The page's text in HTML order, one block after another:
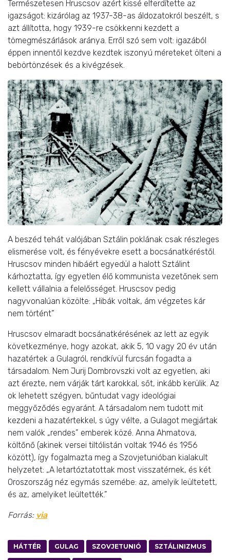
Természetesen Hruscsov azért kissé elferdítette az
igazságot: kizárólag az 1937-38-as áldozatokról beszélt, s
azt állította, hogy 1939-re csökkenni kezdett a
tömegmészárlások aránya. Erről szó sem volt: igazából
éppen innentől kezdve kezdtek iszonyú méreteket ölteni a
bebörtönzések és a kivégzések.
A beszéd tehát valójában Sztálin poklának csak részleges
elismerése volt, és fényévekre esett a bocsánatkéréstől.
Hruscsov minden hibáért egyedül a halott Sztálint
kárhoztatta, így egyetlen élő kommunista vezetőnek sem
kellett vállalnia a felelősséget. Hruscsov pedig
nagyvonalúan közölte: „Hibák voltak, ám végzetes kár
nem történt”
Hruscsov elmaradt bocsánatkérésének az lett az egyik
következménye, hogy azokat, akik 5, 10 vagy 20 év után
hazatértek a Gulagról, rendkívül furcsán fogadta a
társadalom. Nem Jurij Dombrovszki volt az egyetlen, aki
azt érezte, nem várják tárt karokkal, sőt, inkább kerülik. Az
ok lehetett szégyen, bűntudat vagy ideológiai
meggyőződés egyaránt. A társadalom nem tudott mit
kezdeni a hazatértekkel, s úgy vélte, a Gulagot megjártak
nem valók „rendes” emberek közé. Anna Ahmatova,
költőnő (akinek versei tiltólistán voltak 1946 és 1956
között), így fogalmazta meg a Szovjetunióban kialakult
helyzetet: „A letartóztatottak most visszatérnek, és két
Oroszország néz egymás szemébe: az, amelyik leültetett,
és az, amelyiket leültették.”
Forrás: via
HÁTTÉR GULAG SZOVJETUNIÓ SZTÁLINIZMUS